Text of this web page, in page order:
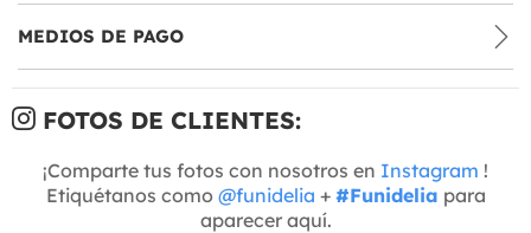
MEDIOS DE PAGO
FOTOS DE CLIENTES:
¡Comparte tus fotos con nosotros en Instagram !
Etiquétanos como @funidelia + #Funidelia para
aparecer aquí.